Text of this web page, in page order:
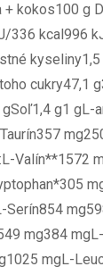
+ kokos100 g
336 kcal996
kyseliny1,5
cukry47,1
g1 gL-
Valín**1572
Serín854
mg384
mgL-